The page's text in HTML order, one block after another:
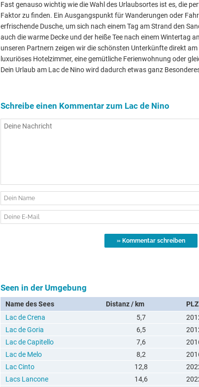
Fast genauso wichtig wie die Wahl des Urlaubsortes ist es, die
Faktor zu finden. Ein Ausgangspunkt für Wanderungen oder
erfrischende Dusche, um sich nach einem Tag am Strand den
auch die warme Decke und der heiße Tee nach einem Wintertag
unseren Partnern zeigen wir die schönsten Unterkünfte direkt am
luxuriöses Hotelzimmer, eine gemütliche Ferienwohnung oder
Dein Urlaub am Lac de Nino wird dadurch etwas ganz
Schreibe einen Kommentar zum Lac de Nino
Seen in der Umgebung
Name des Sees Distanz / km PLZ
Lac de Crena
5,7
Lac de Goria
6,5
Lac de Capitello
7,6
Lac de Melo
8,2
Lac Cinto
12,8
Lacs Lancone
14,6